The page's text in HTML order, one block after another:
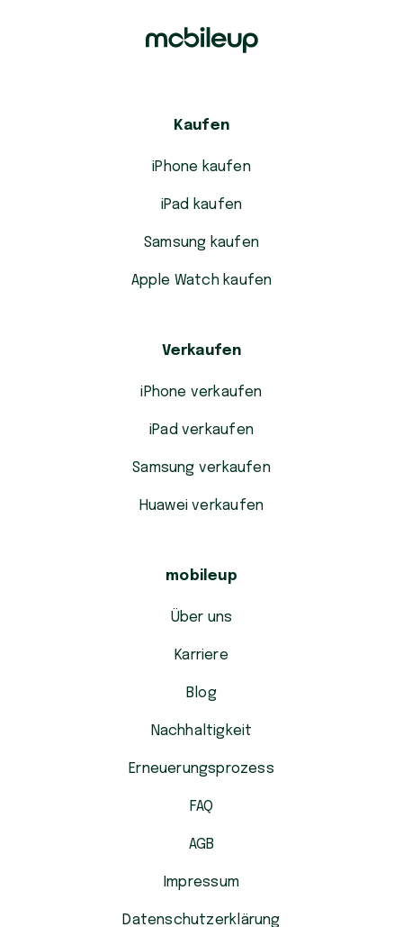
Kaufen
iPhone kaufen
iPad kaufen
Samsung kaufen
Apple Watch kaufen
Verkaufen
iPhone verkaufen
iPad verkaufen
Samsung verkaufen
Huawei verkaufen
mobileup
Über uns
Karriere
Blog
Nachhaltigkeit
Erneuerungsprozess
FAQ
AGB
Impressum
Datenschutzerklärung